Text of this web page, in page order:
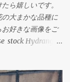
ら嬉しいです。
大まかな品種に
好きな画像をご
stock Hydrangea
Oriental-